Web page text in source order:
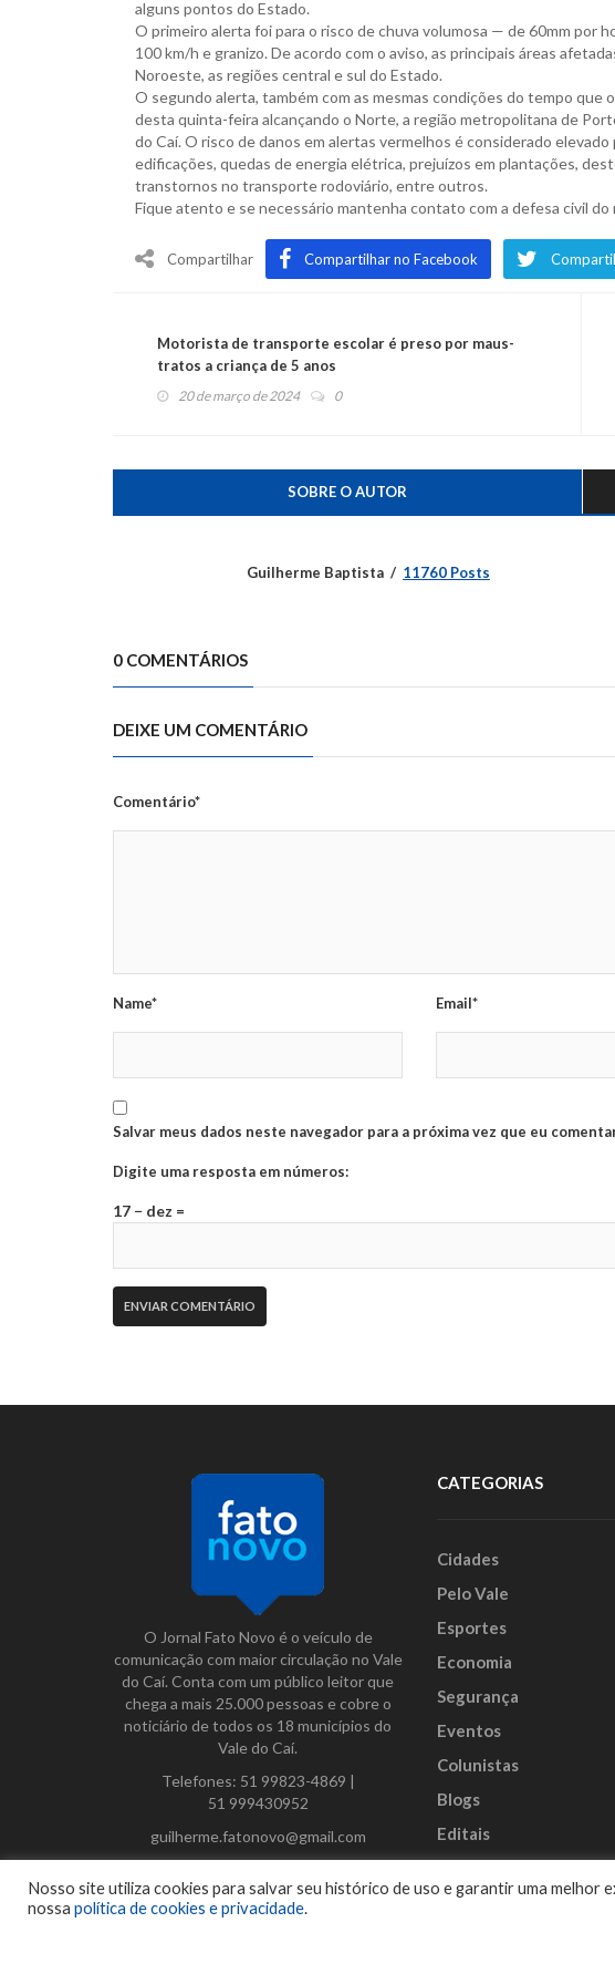
alguns pontos do Estado.
O primeiro alerta foi para o risco de chuva volumosa — de 60mm por
100 km/h e granizo. De acordo com o aviso, as principais áreas
Noroeste, as regiões central e sul do Estado.
O segundo alerta, também com as mesmas condições do tempo que
desta quinta-feira alcançando o Norte, a região metropolitana de
do Caí. O risco de danos em alertas vermelhos é considerado
edificações, quedas de energia elétrica, prejuízos em plantações,
transtornos no transporte rodoviário, entre outros.
Fique atento e se necessário mantenha contato com a defesa civil
Compartilhar Compartilhar no Facebook
Motorista de transporte escolar é preso por maus-
tratos a criança de 5 anos
20 de março de 2024 0
SOBRE O AUTOR
Guilherme Baptista 11760 Posts
0 COMENTÁRIOS
DEIXE UM COMENTÁRIO
Comentário*
Name* Email*
Salvar meus dados neste navegador para a próxima vez que eu
Digite uma resposta em números:
17 − dez =
O Jornal Fato Novo é o veículo de
comunicação com maior circulação no Vale
do Caí. Conta com um público leitor que
chega a mais 25.000 pessoas e cobre o
noticiário de todos os 18 municípios do
Vale do Caí.
Telefones: 51 99823-4869 |
51 999430952
guilherme.fatonovo@gmail.com
Facebook
Instagram
Twitter
CATEGORIAS
Cidades
Pelo Vale
Esportes
Economia
Segurança
Eventos
Colunistas
Blogs
Editais
Nosso site utiliza cookies para salvar seu histórico de uso e garantir uma melhor
nossa política de cookies e privacidade.